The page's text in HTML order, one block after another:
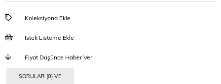
Koleksiyona Ekle
İstek Listeme Ekle
Fiyat Düşünce Haber Ver
SORULAR (0) VE